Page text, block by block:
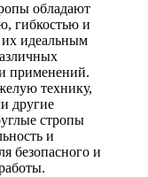
обладают
гибкостью и
их идеальным
применений.
технику,
другие
стропы
и
безопасного и